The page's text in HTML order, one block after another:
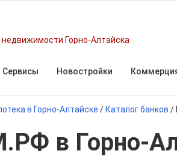
недвижимости Горно-Алтайска
Сервисы Новостройки
в Горно-Алтайске / Каталог банков /
в Горно-